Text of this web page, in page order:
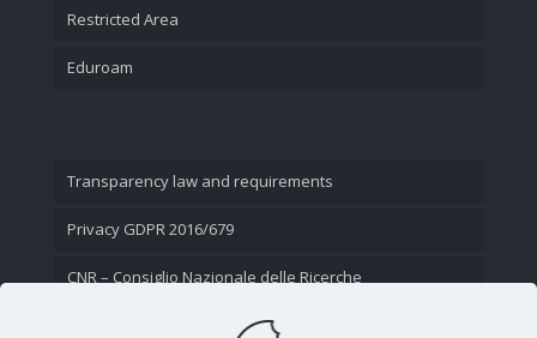
Restricted Area
Eduroam
Transparency law and requirements
Privacy GDPR 2016/679
CNR – Consiglio Nazionale delle Ricerche